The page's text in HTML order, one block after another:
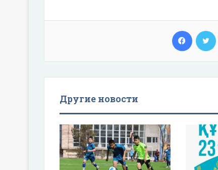
Facebook
Другие новости